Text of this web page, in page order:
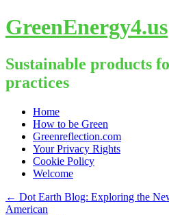
GreenEnergy4.us
Sustainable products
practices
Skip
content
Home
How to be Green
Greenreflection.com
Your Privacy Rights
Cookie Policy
Welcome
← Dot Earth Blog: Exploring the
American